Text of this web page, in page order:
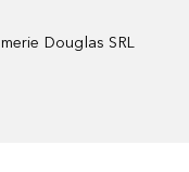
Douglas SRL